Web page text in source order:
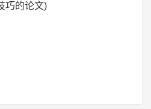
巧的论文)